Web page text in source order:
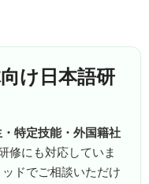
け日本語研
特定技能・外国籍社
修にも対応していま
ドでご相談いただけ